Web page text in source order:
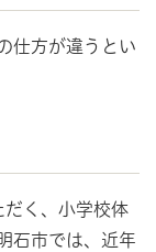
仕方が違うとい
く、小学校体
石市では、近年